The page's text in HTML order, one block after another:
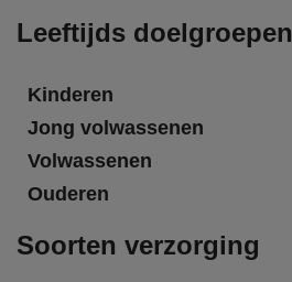
Leeftijds doelgroepen
Kinderen
Jong volwassenen
Volwassenen
Ouderen
Soorten verzorging